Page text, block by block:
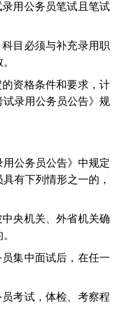
用公务员笔试且笔试
目必须与补充录用职
资格条件和要求，计
试录用公务员公告》规
用公务员公告》中规定
有下列情形之一的，
央机关、外省机关确
集中面试后，在任一
考试，体检、考察程